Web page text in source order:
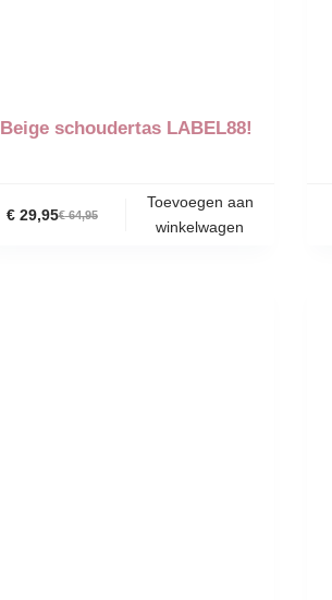
Beige schoudertas LABEL88!
€64,95
€29,95
Toevoegen aan
winkelwagen